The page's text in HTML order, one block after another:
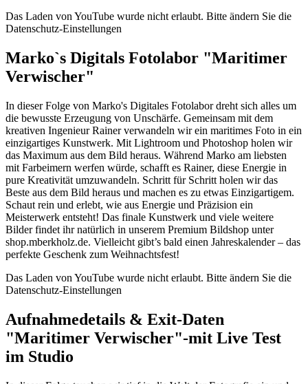
Das Laden von YouTube wurde nicht erlaubt. Bitte ändern Sie die
Datenschutz-Einstellungen
Marko`s Digitals Fotolabor "Maritimer
Verwischer"
In dieser Folge von Marko's Digitales Fotolabor dreht sich alles um
die bewusste Erzeugung von Unschärfe. Gemeinsam mit dem
kreativen Ingenieur Rainer verwandeln wir ein maritimes Foto in ein
einzigartiges Kunstwerk. Mit Lightroom und Photoshop holen wir
das Maximum aus dem Bild heraus. Während Marko am liebsten
mit Farbeimern werfen würde, schafft es Rainer, diese Energie in
pure Kreativität umzuwandeln. Schritt für Schritt holen wir das
Beste aus dem Bild heraus und machen es zu etwas Einzigartigem.
Schaut rein und erlebt, wie aus Energie und Präzision ein
Meisterwerk entsteht! Das finale Kunstwerk und viele weitere
Bilder findet ihr natürlich in unserem Premium Bildshop unter
shop.mberkholz.de. Vielleicht gibt’s bald einen Jahreskalender – das
perfekte Geschenk zum Weihnachtsfest!
Das Laden von YouTube wurde nicht erlaubt. Bitte ändern Sie die
Datenschutz-Einstellungen
Aufnahmedetails & Exit-Daten
"Maritimer Verwischer"-mit Live Test
im Studio